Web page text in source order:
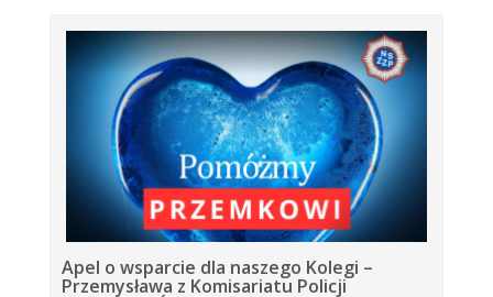
Apel o wsparcie dla naszego Kolegi –
Przemysława z Komisariatu Policji